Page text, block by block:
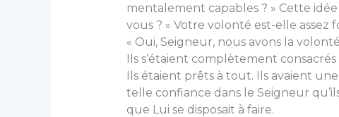
mentalement capables ? » Cette
vous ? » Votre volonté est-elle assez
« Oui, Seigneur, nous avons la
Ils s’étaient complètement
Ils étaient prêts à tout. Ils avaient
telle confiance dans le Seigneur
que Lui se disposait à faire.